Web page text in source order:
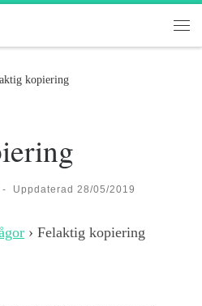
kopiering
- Uppdaterad28/05/2019
› Felaktig kopiering